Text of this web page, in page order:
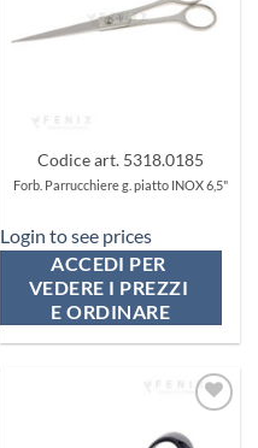
Codice art. 5318.0185
Forb. Parrucchiere g. piatto INOX 6,5"
Login to see prices
ACCEDI PER
VEDERE I PREZZI
E ORDINARE